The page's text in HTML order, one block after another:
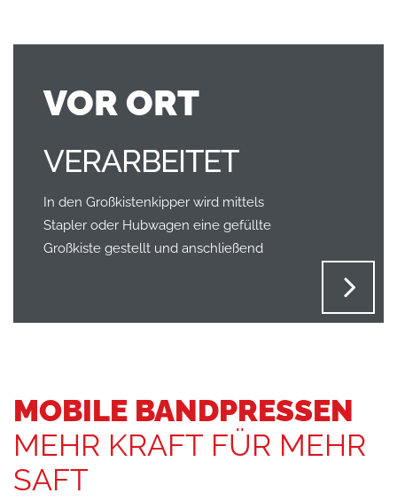
VOR ORT
VERARBEITET
In den Großkistenkipper wird mittels
Stapler oder Hubwagen eine gefüllte
Großkiste gestellt und anschließend
MOBILE BANDPRESSEN
MEHR KRAFT FÜR MEHR
SAFT